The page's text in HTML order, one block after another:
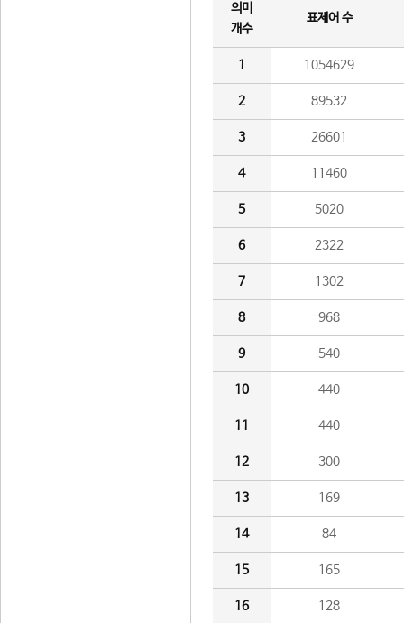
의미
개수
표제어 수
1 1054629
2 89532
3 26601
4 11460
5 5020
6 2322
7 1302
8 968
9 540
10 440
11 440
12 300
13 169
14 84
15 165
16 128